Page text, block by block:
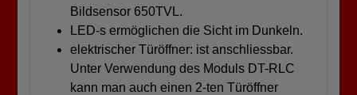
Bildsensor 650TVL.
LED-s ermöglichen die Sicht im Dunkeln.
elektrischer Türöffner: ist anschliessbar.
Unter Verwendung des Moduls DT-RLC
kann man auch einen 2-ten Türöffner